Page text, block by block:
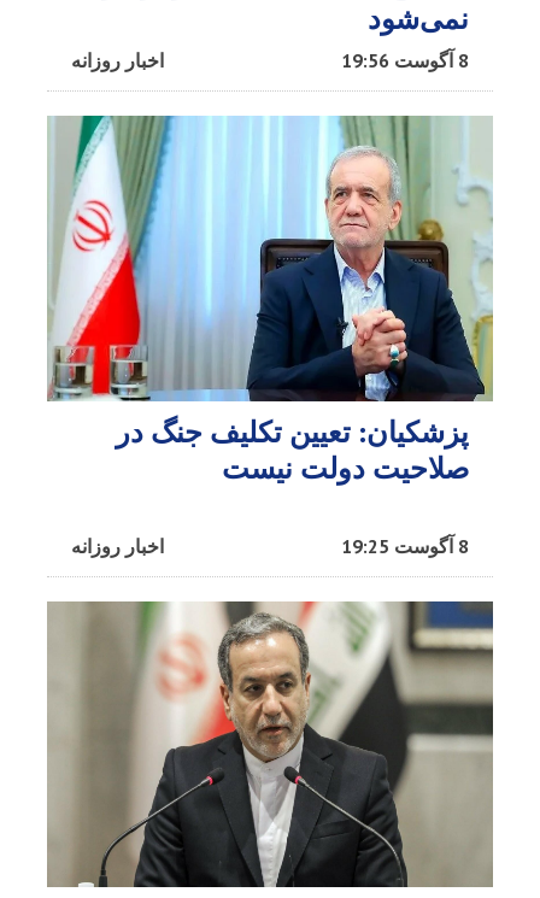
نمی‌شود
اخبار روزانه 8 آگوست 19:56
پزشکیان: تعیین تکلیف جنگ در
صلاحیت دولت نیست
اخبار روزانه 8 آگوست 19:25